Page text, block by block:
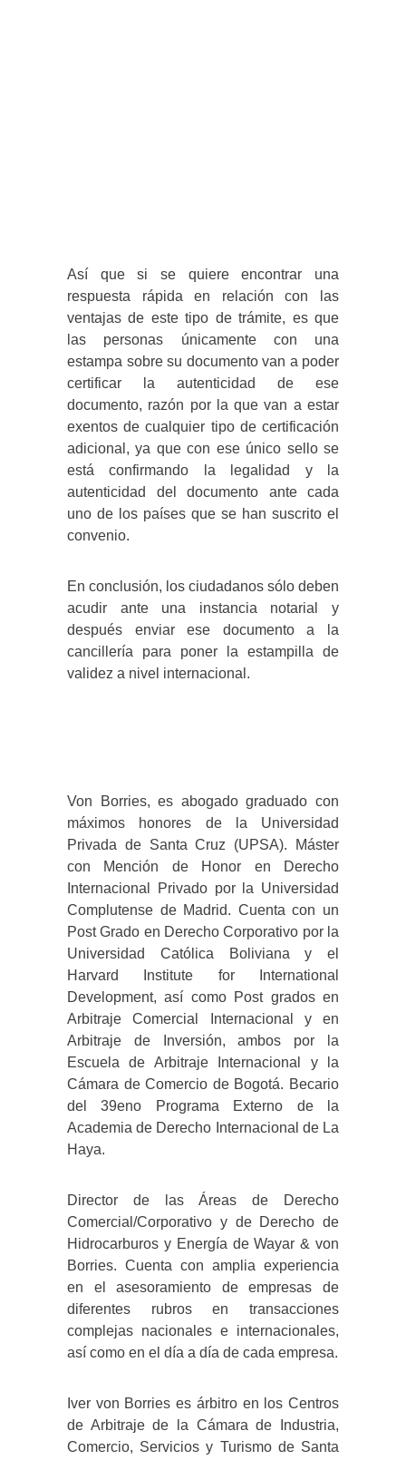
Así que si se quiere encontrar una
respuesta rápida en relación con las
ventajas de este tipo de trámite, es que
las personas únicamente con una
estampa sobre su documento van a poder
certificar la autenticidad de ese
documento, razón por la que van a estar
exentos de cualquier tipo de certificación
adicional, ya que con ese único sello se
está confirmando la legalidad y la
autenticidad del documento ante cada
uno de los países que se han suscrito el
convenio.
En conclusión, los ciudadanos sólo deben
acudir ante una instancia notarial y
después enviar ese documento a la
cancillería para poner la estampilla de
validez a nivel internacional.
Von Borries, es abogado graduado con
máximos honores de la Universidad
Privada de Santa Cruz (UPSA). Máster
con Mención de Honor en Derecho
Internacional Privado por la Universidad
Complutense de Madrid. Cuenta con un
Post Grado en Derecho Corporativo por la
Universidad Católica Boliviana y el
Harvard Institute for International
Development, así como Post grados en
Arbitraje Comercial Internacional y en
Arbitraje de Inversión, ambos por la
Escuela de Arbitraje Internacional y la
Cámara de Comercio de Bogotá. Becario
del 39eno Programa Externo de la
Academia de Derecho Internacional de La
Haya.
Director de las Áreas de Derecho
Comercial/Corporativo y de Derecho de
Hidrocarburos y Energía de Wayar & von
Borries. Cuenta con amplia experiencia
en el asesoramiento de empresas de
diferentes rubros en transacciones
complejas nacionales e internacionales,
así como en el día a día de cada empresa.
Iver von Borries es árbitro en los Centros
de Arbitraje de la Cámara de Industria,
Comercio, Servicios y Turismo de Santa